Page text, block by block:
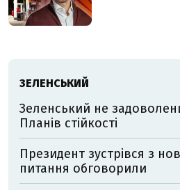
ЗЕЛЕНСЬКИЙ
Зеленський не
Планів стійкості
Президент зустрівся з
питання обговорили